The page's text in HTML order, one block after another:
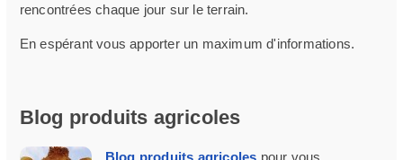
rencontrées chaque jour sur le terrain.
En espérant vous apporter un maximum d'informations.
Blog produits agricoles
Blog produits agricoles pour vous